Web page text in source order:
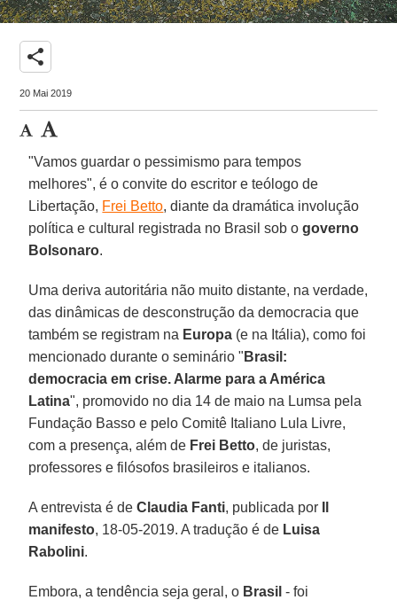
share
20 Mai 2019
"Vamos guardar o pessimismo para tempos
melhores", é o convite do escritor e teólogo de
Libertação, Frei Betto, diante da dramática involução
política e cultural registrada no Brasil sob ogoverno
Bolsonaro.
Uma deriva autoritária não muito distante, na verdade,
das dinâmicas de desconstrução da democracia que
também se registram na Europa (e na Itália), como foi
mencionado durante o seminário " Brasil:
democracia em crise. Alarme para a América
Latina", promovido no dia 14 de maio na Lumsa pela
Fundação Basso e pelo Comitê Italiano Lula Livre,
com a presença, além de Frei Betto, de juristas,
professores e filósofos brasileiros e italianos.
A entrevista é deClaudia Fanti, publicada por
manifesto, 18-05-2019. A tradução é de Luisa
Rabolini.
Embora, a tendência seja geral, o Brasil - foi